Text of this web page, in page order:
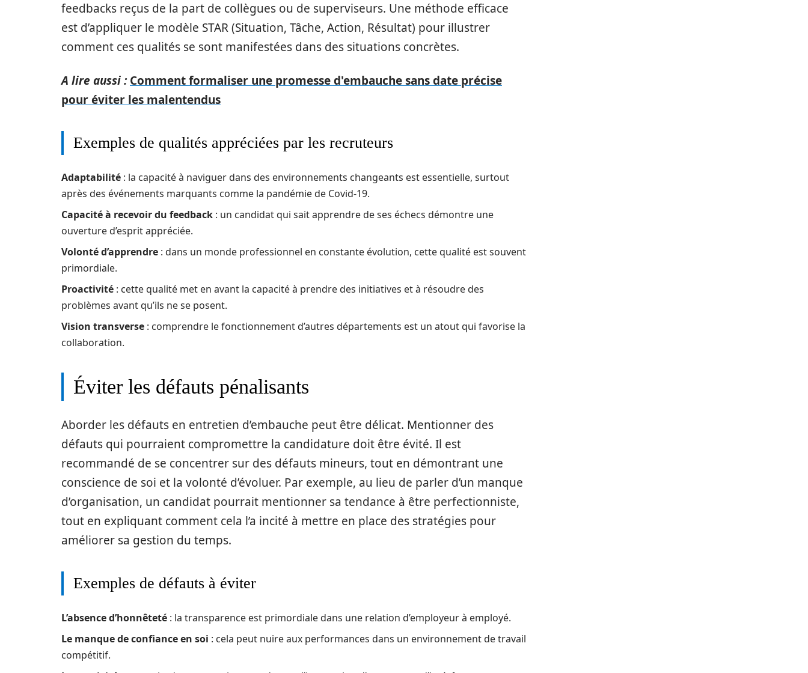
feedbacks reçus de la part de collègues ou de superviseurs. Une méthode efficace
est d’appliquer le modèle STAR (Situation, Tâche, Action, Résultat) pour illustrer
comment ces qualités se sont manifestées dans des situations concrètes.
A lire aussi : Comment formaliser une promesse d'embauche sans date précise
pour éviter les malentendus
Exemples de qualités appréciées par les recruteurs
Adaptabilité : la capacité à naviguer dans des environnements changeants est essentielle, surtout
après des événements marquants comme la pandémie de Covid-19.
Capacité à recevoir du feedback : un candidat qui sait apprendre de ses échecs démontre une
ouverture d’esprit appréciée.
Volonté d’apprendre : dans un monde professionnel en constante évolution, cette qualité est souvent
primordiale.
Proactivité : cette qualité met en avant la capacité à prendre des initiatives et à résoudre des
problèmes avant qu’ils ne se posent.
Vision transverse : comprendre le fonctionnement d’autres départements est un atout qui favorise la
collaboration.
Éviter les défauts pénalisants
Aborder les défauts en entretien d’embauche peut être délicat. Mentionner des
défauts qui pourraient compromettre la candidature doit être évité. Il est
recommandé de se concentrer sur des défauts mineurs, tout en démontrant une
conscience de soi et la volonté d’évoluer. Par exemple, au lieu de parler d’un manque
d’organisation, un candidat pourrait mentionner sa tendance à être perfectionniste,
tout en expliquant comment cela l’a incité à mettre en place des stratégies pour
améliorer sa gestion du temps.
Exemples de défauts à éviter
L’absence d’honnêteté : la transparence est primordiale dans une relation d’employeur à employé.
Le manque de confiance en soi : cela peut nuire aux performances dans un environnement de travail
compétitif.